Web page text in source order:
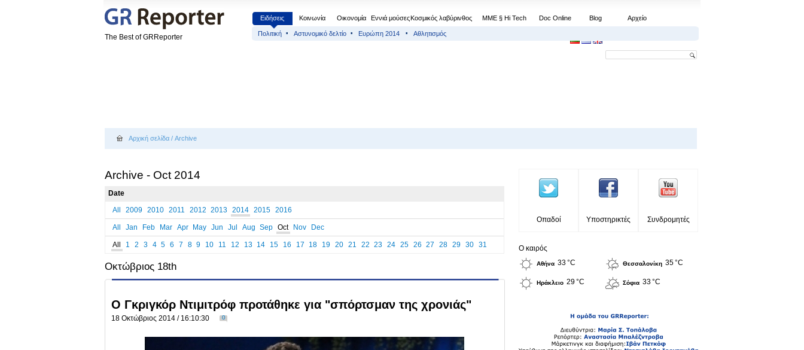
The Best of GRReporter
Ειδήσεις Κοινωνία Οικονομία Εννιά μούσεςΚοσμικός λαβύρινθος МΜΕ § Hi Tech Doc Online Blog Αρχείο
Πολιτική Αστυνομικό δελτίο Ευρώπη 2014 Αθλητισμός
Αρχική σελίδα / Archive
Archive - Oct 2014
Date
All
2009 2010 2011 2012 2013 2014 2015 2016
All Jan Feb Mar Apr May Jun Jul Aug Sep Oct Nov Dec
All 1 2 3 4 5 6 7 8 9 10 11 12 13 14 15 16 17 18 19 20 21 22 23 24 25 26 27 28 29 30 31
Οκτώβριος 18th
Ο Γκριγκόρ Ντιμιτρόφ προτάθηκε για "σπόρτσμαν της χρονιάς"
18 Οκτώβριος 2014 / 16:10:30 0
Οπαδοί Υποστηρικτές Συνδρομητές
Ο καιρός
Αθήνα 33 °C Θεσσαλονίκη 35 °C
Ηράκλειο 29 °C Σόφια 33 °C